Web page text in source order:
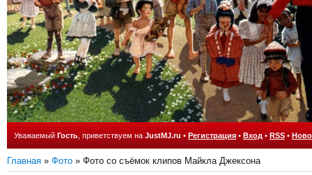
Уважаемый Гость , приветствуем на JustMJ.ru • Регистрация • Вход • RSS •
Главная » Фото » Фото со съёмок клипов Майкла Джексона